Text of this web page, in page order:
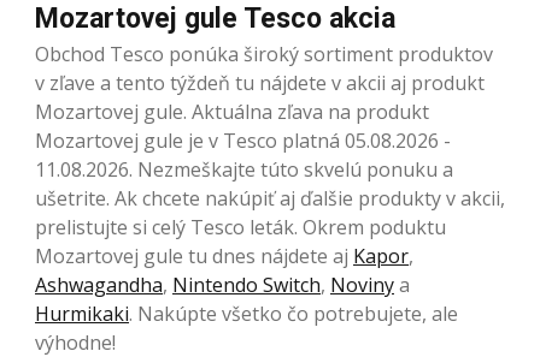
Mozartovej gule Tesco akcia
Obchod Tesco ponúka široký sortiment produktov
v zľave a tento týždeň tu nájdete v akcii aj produkt
Mozartovej gule. Aktuálna zľava na produkt
Mozartovej gule je v Tesco platná 05.08.2026 -
11.08.2026. Nezmeškajte túto skvelú ponuku a
ušetrite. Ak chcete nakúpiť aj ďalšie produkty v akcii,
prelistujte si celý Tesco leták. Okrem poduktu
Mozartovej gule tu dnes nájdete aj Kapor,
Ashwagandha, Nintendo Switch, Novinya
Hurmikaki. Nakúpte všetko čo potrebujete, ale
výhodne!